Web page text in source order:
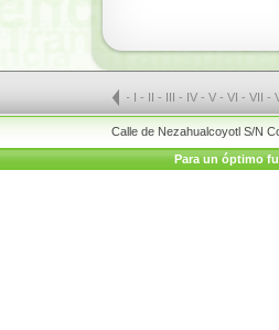
- I- II- III- IV-V-VI-VII-
Calle de Nezahualcoyotl S/N
Para un óptimo